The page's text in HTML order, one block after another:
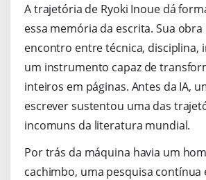
A trajetória de Ryoki Inoue dá
essa memória da escrita. Sua
encontro entre técnica, disciplina,
um instrumento capaz de
inteiros em páginas. Antes da IA,
escrever sustentou uma das
incomuns da literatura mundial.
Por trás da máquina havia um
cachimbo, uma pesquisa contínua